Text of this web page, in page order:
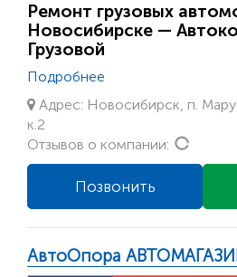
Ремонт грузовых
Новосибирске —
Грузовой
Подробнее
Адрес: Новосибирск, п.
к.2
Отзывов о компании:
Позвонить
АвтоОпора